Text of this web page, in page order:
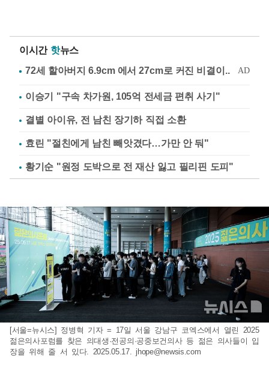
이시간 핫뉴스
이승기 "구속 차가원, 105억 전세금 편취 사기"
결별 아이유, 전 남친 장기하 직접 소환
효린 "절친에게 남친 빼앗겼다…가만 안 둬"
황기순 "원정 도박으로 전 재산 잃고 필리핀 도피"
[서울=뉴시스] 정병혁 기자 = 17일 서울 강남구 코엑스에서 열린 2025
젊은의사포럼를 찾은 의대생·전공의·공중보건의사 등 젊은 의사들이 입
장을 위해 줄 서 있다. 2025.05.17. jhope@newsis.com